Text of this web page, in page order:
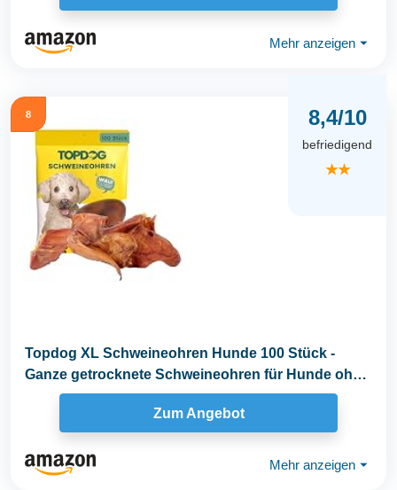
Mehr anzeigen ⏷
8 8,4/10
befriedigend
★★
Topdog XL Schweineohren Hunde 100 Stück -
Ganze getrocknete Schweineohren für Hunde ohne
fettige...
Zum Angebot
Mehr anzeigen ⏷